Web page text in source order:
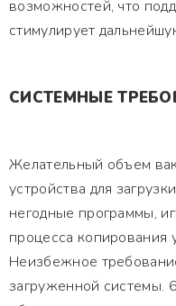
возможностей, что
стимулирует
СИСТЕМНЫЕ
Желательный объем
устройства для
негодные программы,
процесса копирования
Неизбежное
загруженной системы.